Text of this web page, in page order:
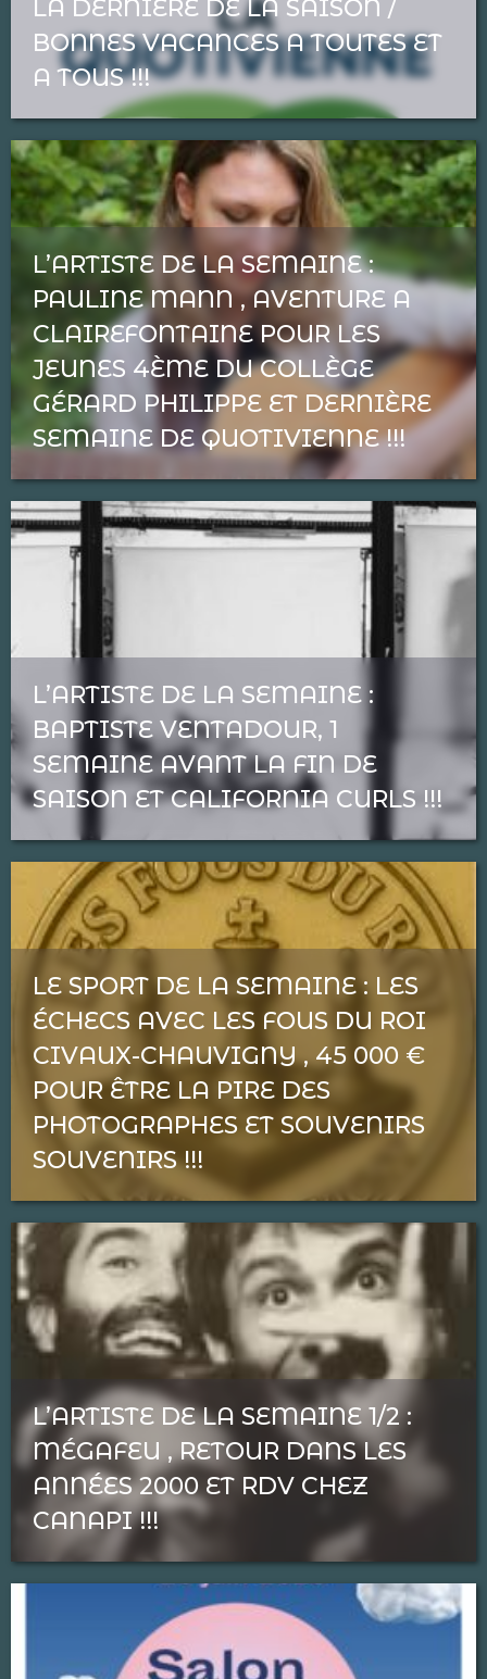
LA DERNIÈRE DE LA SAISON /
BONNES VACANCES A TOUTES ET
A TOUS !!!
L’ARTISTE DE LA SEMAINE :
PAULINE MANN , AVENTURE A
CLAIREFONTAINE POUR LES
JEUNES 4ÈME DU COLLÈGE
GÉRARD PHILIPPE ET DERNIÈRE
SEMAINE DE QUOTIVIENNE !!!
L’ARTISTE DE LA SEMAINE :
BAPTISTE VENTADOUR, 1
SEMAINE AVANT LA FIN DE
SAISON ET CALIFORNIA CURLS !!!
LE SPORT DE LA SEMAINE : LES
ÉCHECS AVEC LES FOUS DU ROI
CIVAUX-CHAUVIGNY , 45 000 €
POUR ÊTRE LA PIRE DES
PHOTOGRAPHES ET SOUVENIRS
SOUVENIRS !!!
L’ARTISTE DE LA SEMAINE 1/2 :
MÉGAFEU , RETOUR DANS LES
ANNÉES 2000 ET RDV CHEZ
CANAPI !!!